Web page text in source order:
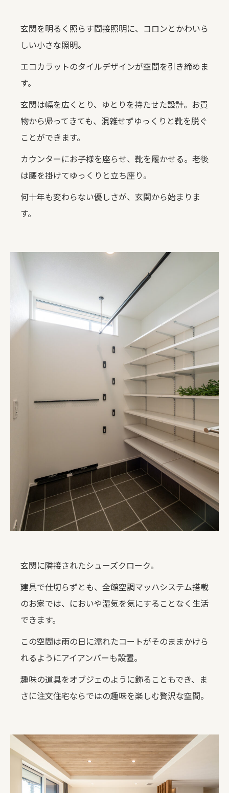
玄関を明るく照らす間接照明に、コロンとかわいら
しい小さな照明。
エコカラットのタイルデザインが空間を引き締めま
す。
玄関は幅を広くとり、ゆとりを持たせた設計。お買
物から帰ってきても、混雑せずゆっくりと靴を脱ぐ
ことができます。
カウンターにお子様を座らせ、靴を履かせる。老後
は腰を掛けてゆっくりと立ち座り。
何十年も変わらない優しさが、玄関から始まりま
す。
玄関に隣接されたシューズクローク。
建具で仕切らずとも、全館空調マッハシステム搭載
のお家では、においや湿気を気にすることなく生活
できます。
この空間は雨の日に濡れたコートがそのままかけら
れるようにアイアンバーも設置。
趣味の道具をオブジェのように飾ることもでき、ま
さに注文住宅ならではの趣味を楽しむ贅沢な空間。